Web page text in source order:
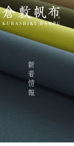
新着情報